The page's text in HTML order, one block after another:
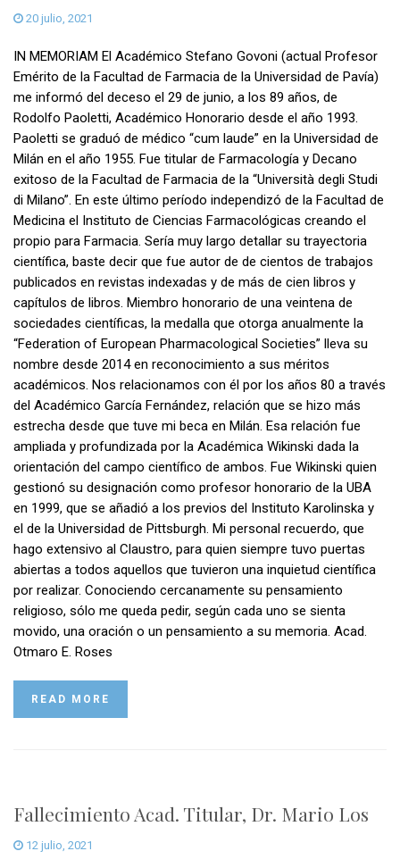
20 julio, 2021
IN MEMORIAM El Académico Stefano Govoni (actual Profesor
Emérito de la Facultad de Farmacia de la Universidad de Pavía)
me informó del deceso el 29 de junio, a los 89 años, de
Rodolfo Paoletti, Académico Honorario desde el año 1993.
Paoletti se graduó de médico “cum laude” en la Universidad de
Milán en el año 1955. Fue titular de Farmacología y Decano
exitoso de la Facultad de Farmacia de la “Università degli Studi
di Milano”. En este último período independizó de la Facultad de
Medicina el Instituto de Ciencias Farmacológicas creando el
propio para Farmacia. Sería muy largo detallar su trayectoria
científica, baste decir que fue autor de de cientos de trabajos
publicados en revistas indexadas y de más de cien libros y
capítulos de libros. Miembro honorario de una veintena de
sociedades científicas, la medalla que otorga anualmente la
“Federation of European Pharmacological Societies” lleva su
nombre desde 2014 en reconocimiento a sus méritos
académicos. Nos relacionamos con él por los años 80 a través
del Académico García Fernández, relación que se hizo más
estrecha desde que tuve mi beca en Milán. Esa relación fue
ampliada y profundizada por la Académica Wikinski dada la
orientación del campo científico de ambos. Fue Wikinski quien
gestionó su designación como profesor honorario de la UBA
en 1999, que se añadió a los previos del Instituto Karolinska y
el de la Universidad de Pittsburgh. Mi personal recuerdo, que
hago extensivo al Claustro, para quien siempre tuvo puertas
abiertas a todos aquellos que tuvieron una inquietud científica
por realizar. Conociendo cercanamente su pensamiento
religioso, sólo me queda pedir, según cada uno se sienta
movido, una oración o un pensamiento a su memoria. Acad.
Otmaro E. Roses
READ MORE
Fallecimiento Acad. Titular, Dr. Mario Los
12 julio, 2021